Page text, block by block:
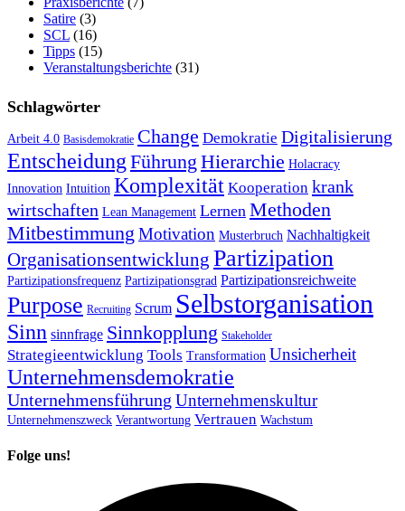
Satire (3)
SCL (16)
Tipps (15)
Veranstaltungsberichte (31)
Schlagwörter
Arbeit 4.0 Basisdemokratie Change Demokratie Digitalisierung
Entscheidung Führung Hierarchie Holacracy
Innovation Intuition Komplexität Kooperation krank
wirtschaften Lean Management Lernen Methoden
Mitbestimmung Motivation Musterbruch Nachhaltigkeit
Organisationsentwicklung Partizipation
Partizipationsfrequenz Partizipationsgrad Partizipationsreichweite
Purpose Recruiting Scrum Selbstorganisation
Sinn sinnfrage Sinnkopplung Stakeholder
Strategieentwicklung Tools Transformation Unsicherheit
Unternehmensdemokratie
Unternehmensführung Unternehmenskultur
Unternehmenszweck Verantwortung Vertrauen Wachstum
Folge uns!